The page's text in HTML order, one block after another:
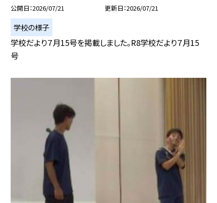
公開日 2026/07/21 更新日 2026/07/21
学校の様子
学校だより７月15号を掲載しました。R8学校だより７月15
号